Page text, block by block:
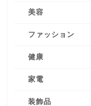
美容
ファッション
健康
家電
装飾品